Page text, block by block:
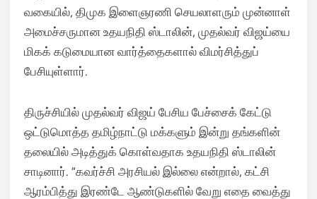
வகையில், திமுக இளைஞரணி செயலாளரும் முன்னாள்
அமைச்சருமான உதயநிதி ஸ்டாலின், முதல்வர் விஜய்யை
மிகக் கடுமையான வார்த்தைகளால் விமர்சித்துப்
பேசியுள்ளார்.
திருச்சியில் முதல்வர் விஜய் பேசிய பேச்சைக் கேட்டு
ஒட்டுமொத்த தமிழ்நாட்டு மக்களும் இன்று தங்களின்
தலையில் அடித்துக் கொள்வதாக உதயநிதி ஸ்டாலின்
சாடினார். “கவர்ச்சி அரசியல் இல்லை என்றால், கட்சி
ஆரம்பித்து இரண்டே ஆண்டுகளில் வேறு எதை வைத்து